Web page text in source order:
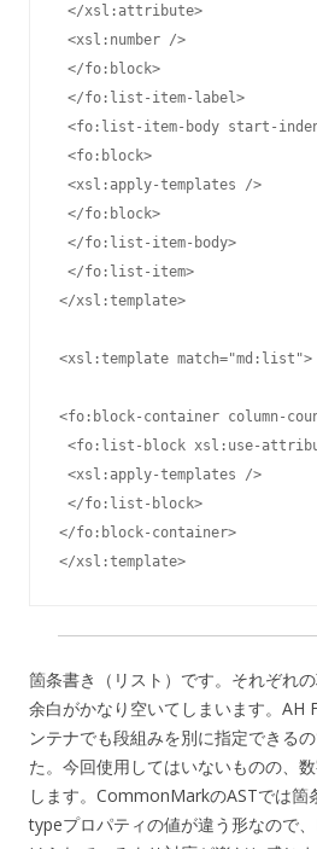
</xsl:attribute>
<xsl:number />
</fo:block>
</fo:list-item-label>
<fo:list-item-body start-
<fo:block>
<xsl:apply-templates />
</fo:block>
</fo:list-item-body>
</fo:list-item>
</xsl:template>
<xsl:template match="md:list">
<fo:block-container column-
<fo:list-block xsl:use-
<xsl:apply-templates />
</fo:list-block>
</fo:block-container>
</xsl:template>
箇条書き（リスト）です。それぞれ
余白がかなり空いてしまいます。AH
ンテナでも段組みを別に指定できる
た。今回使用してはいないものの、
します。CommonMarkのASTでは箇
typeプロパティの値が違う形なので